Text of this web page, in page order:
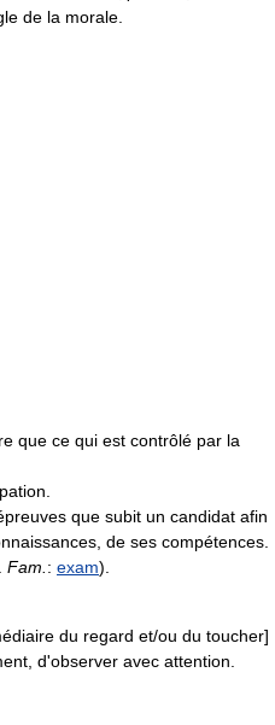
de la morale.
que ce qui est contrôlé par la
que subit un candidat afin
de ses compétences.
Fam. : exam).
du regard et/ou du toucher]
d'observer avec attention.